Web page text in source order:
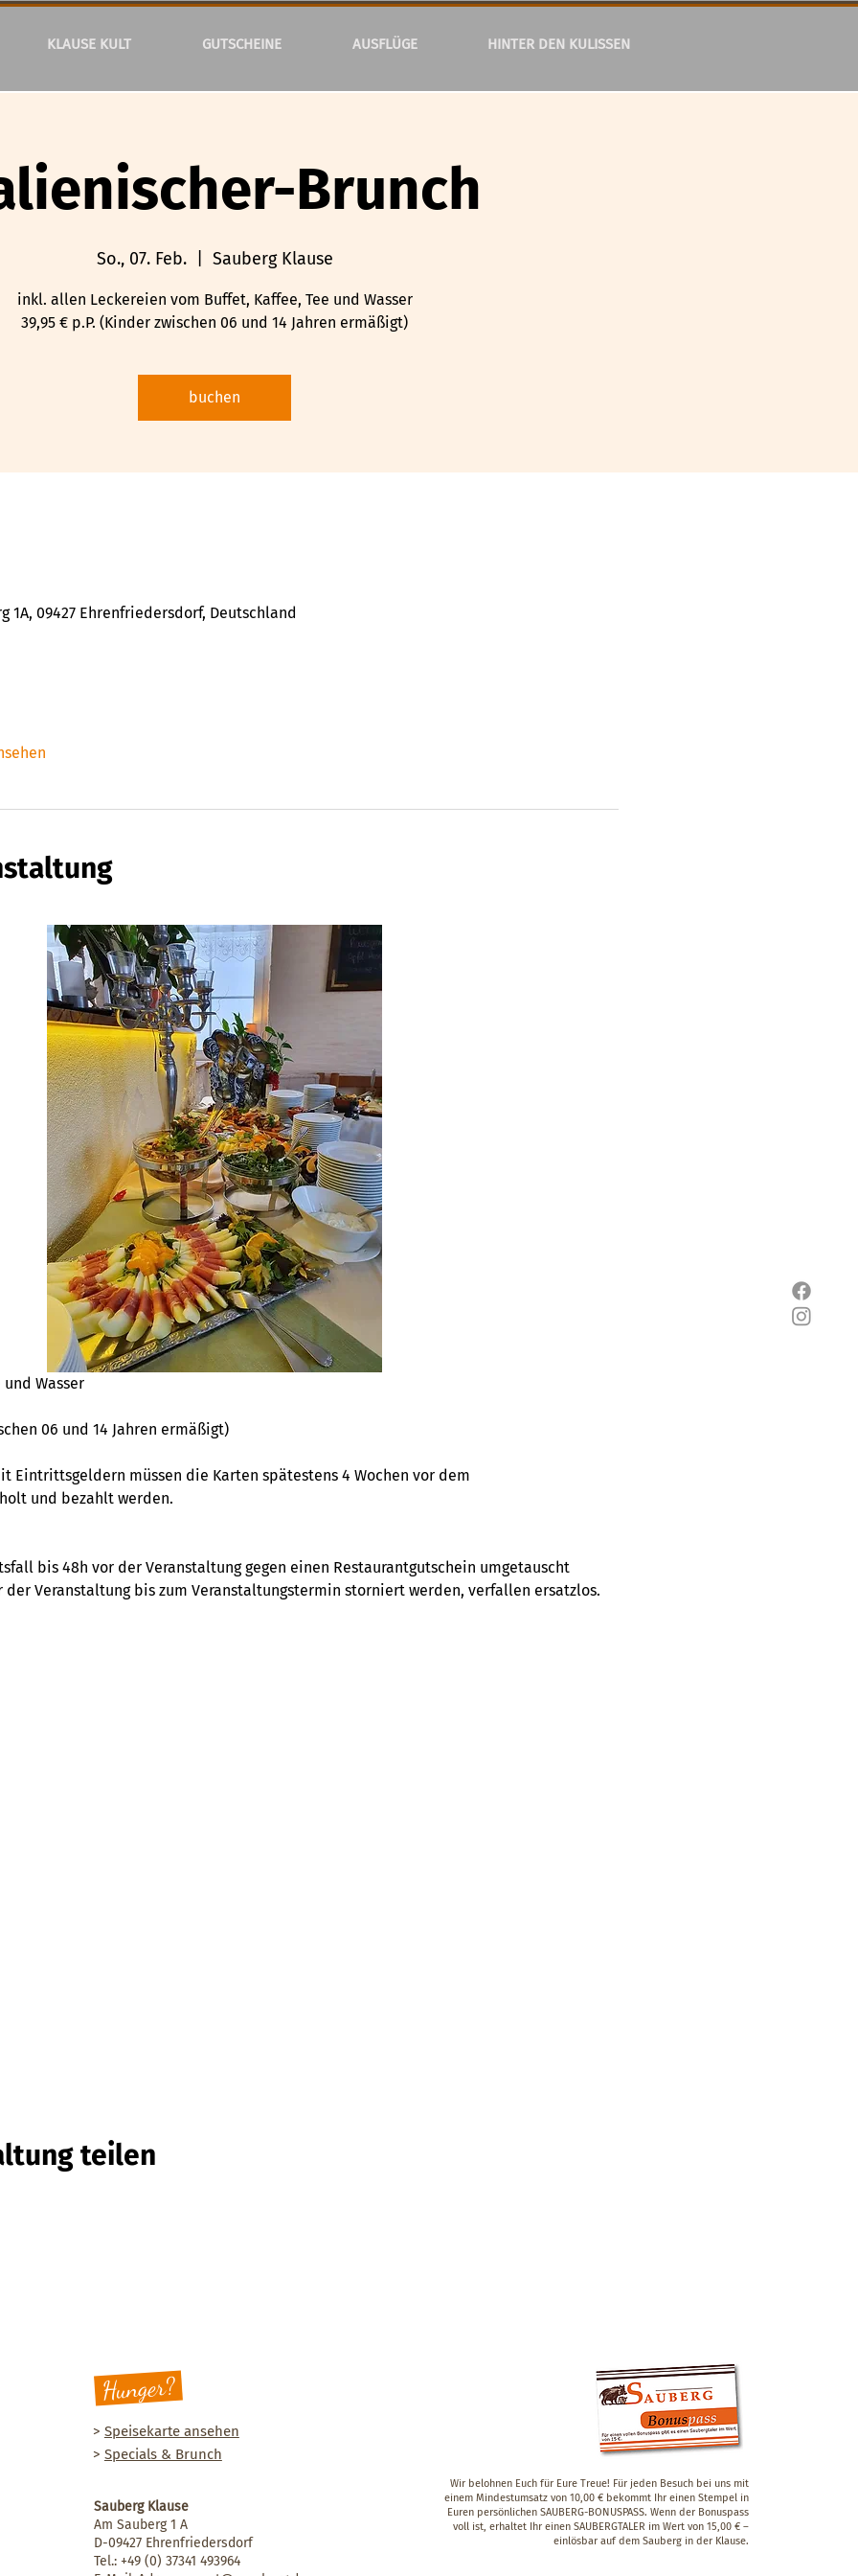
KLAUSE KULT GUTSCHEINE AUSFLÜGE HINTER DEN KULISSEN
Brunch
So., 07. Feb.
  |
Sauberg Klause
inkl. allen Leckereien vom Buffet, Kaffee, Tee und Wasser
39,95 € p.P. (Kinder zwischen 06 und 14 Jahren ermäßigt)
buchen
1A, 09427 Ehrenfriedersdorf, Deutschland
Wasser
06 und 14 Jahren ermäßigt)
Eintrittsgeldern müssen die Karten spätestens 4 Wochen vor dem
und bezahlt werden.
bis 48h vor der Veranstaltung gegen einen Restaurantgutschein umgetauscht
der Veranstaltung bis zum Veranstaltungstermin storniert werden, verfallen ersatzlos.
teilen
Hunger?
> Speisekarte ansehen
> Specials & Brunch
Sauberg Klause
Am Sauberg 1 A
D-09427 Ehrenfriedersdorf
Tel.: +49 (0) 37341 493964
Wir belohnen Euch für Eure Treue! Für jeden Besuch bei uns mit
einem Mindestumsatz von 10,00 € bekommt Ihr einen Stempel in
Euren persönlichen SAUBERG-BONUSPASS. Wenn der Bonuspass
voll ist, erhaltet Ihr einen SAUBERGTALER im Wert von 15,00 € –
einlösbar auf dem Sauberg in der Klause.